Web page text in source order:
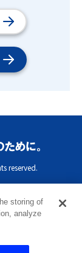
reserved.
storing of
analyze